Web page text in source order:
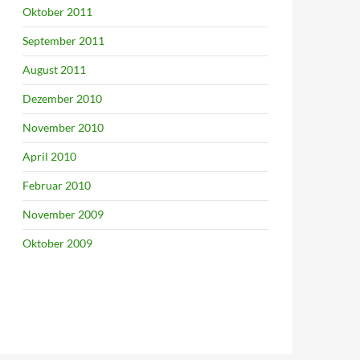
Oktober 2011
September 2011
August 2011
Dezember 2010
November 2010
April 2010
Februar 2010
November 2009
Oktober 2009